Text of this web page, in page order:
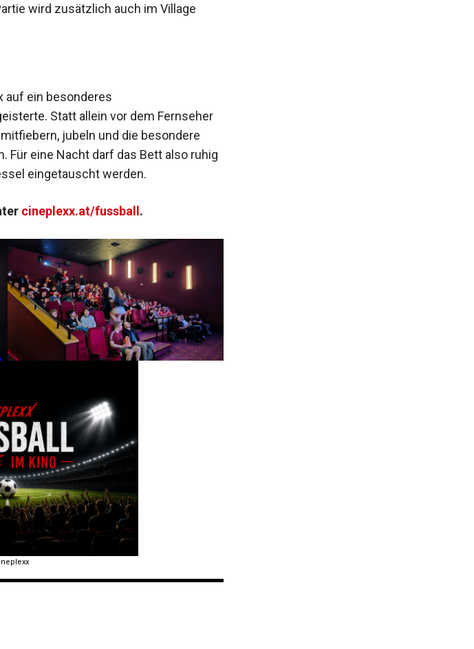
wird zusätzlich auch im Village
auf ein besonderes
Statt allein vor dem Fernseher
jubeln und die besondere
Für eine Nacht darf das Bett also ruhig
eingetauscht werden.
cineplexx.at/fussball .